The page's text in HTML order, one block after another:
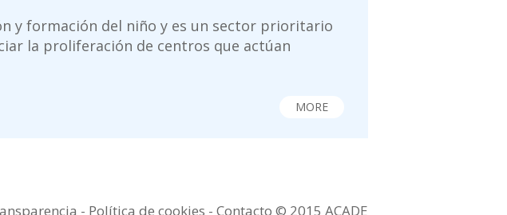
y formación del niño y es un sector prioritario
la proliferación de centros que actúan
MORE
- Política de cookies - Contacto © 2015 ACADE